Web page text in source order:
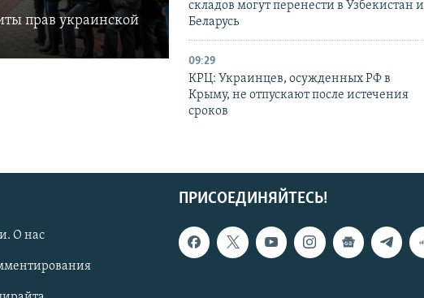
прав украинской
складов могут перенести в Узбекистан и
Беларусь
09:29
КРЦ: Украинцев, осужденных РФ в
Крыму, не отпускают после истечения
сроков
ПРИСОЕДИНЯЙТЕСЬ!
О нас